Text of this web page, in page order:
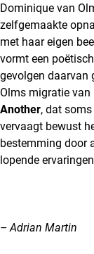
Dominique van
zelfgemaakte
met haar eigen
vormt een
gevolgen daarvan
Olms migratie van
Another, dat
vervaagt bewust
bestemming door
lopende
– Adrian Martin